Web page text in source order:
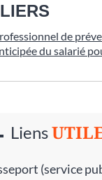
de
du salarié
Liens
(service